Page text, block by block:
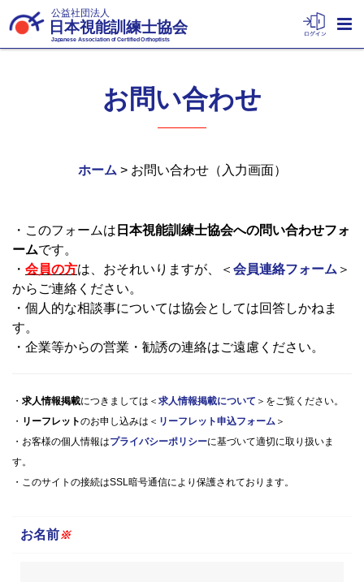
公益社団法人
日本視能訓練士協会
Japanese Association of Certified Orthoptists
お問い合わせ
ホーム > お問い合わせ（入力画面）
・ このフォームは 日本視能訓練士協会への問い合わせフォ
ームです。
・ 会員の方は、おそれいりますが、＜ 会員連絡フォーム ＞
からご連絡ください。
・個人的な相談事については協会としては回答しかねま
す。
・企業等からの営業・勧誘の連絡はご遠慮ください。
・ 求人情報掲載につきましては＜ 求人情報掲載について ＞をご覧ください。
・ リーフレットのお申し込みは＜ リーフレット申込フォーム ＞
・お客様の個人情報はプライバシーポリシーに基づいて適切に取り扱いま
す。
・このサイトの接続はSSL暗号通信により保護されております。
お名前※